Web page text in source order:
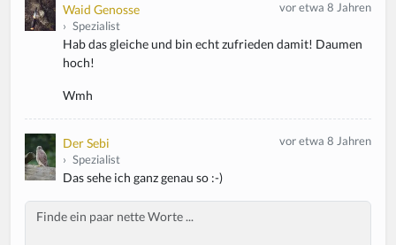
Waid Genosse
› Spezialist
vor etwa 8 Jahren
Hab das gleiche und bin echt zufrieden damit! Daumen
hoch!
Wmh
Der Sebi
› Spezialist
vor etwa 8 Jahren
Das sehe ich ganz genau so :-)
Body